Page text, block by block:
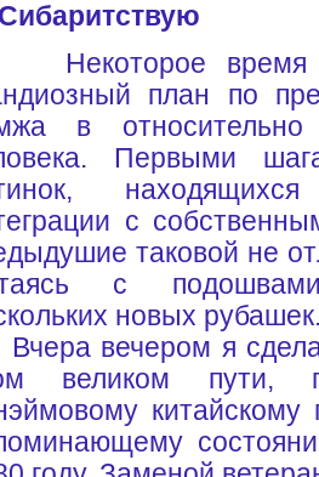
Сибаритствую
время
план по
в относительно
Первыми
с
таковой не
с
новых
вечером я
великом пути,
китайскому